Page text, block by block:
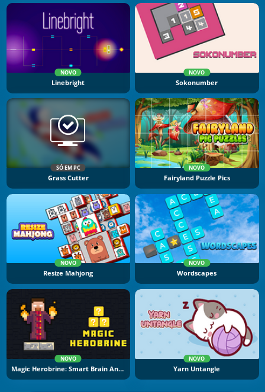
NOVO
Linebright
NOVO
Sokonumber
SÓ EM PC
Grass Cutter
NOVO
Fairyland Puzzle Pics
NOVO
Resize Mahjong
NOVO
Wordscapes
NOVO
Magic Herobrine: Smart Brain And Puzzle Quest
NOVO
Yarn Untangle